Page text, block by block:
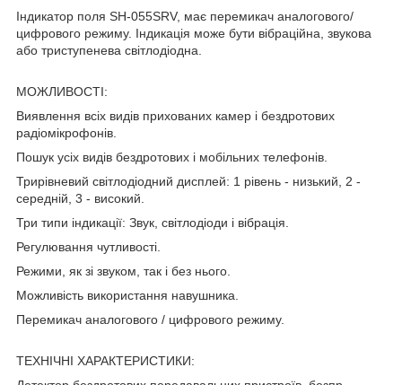
Індикатор поля SH-055SRV, має перемикач аналогового/
цифрового режиму. Індикація може бути вібраційна, звукова
або триступенева світлодіодна.
МОЖЛИВОСТІ:
Виявлення всіх видів прихованих камер і бездротових
радіомікрофонів.
Пошук усіх видів бездротових і мобільних телефонів.
Трирівневий світлодіодний дисплей: 1 рівень - низький, 2 -
середній, 3 - високий.
Три типи індикації: Звук, світлодіоди і вібрація.
Регулювання чутливості.
Режими, як зі звуком, так і без нього.
Можливість використання навушника.
Перемикач аналогового / цифрового режиму.
ТЕХНІЧНІ ХАРАКТЕРИСТИКИ: